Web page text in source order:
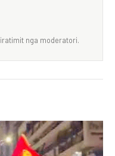
nga moderatori.